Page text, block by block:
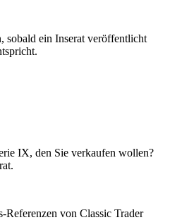
sobald ein Inserat veröffentlicht
IX, den Sie verkaufen wollen?
von Classic Trader